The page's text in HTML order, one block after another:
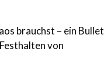
brauchst – ein Bullet
von